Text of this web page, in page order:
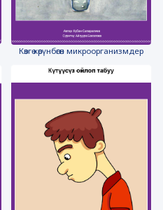
Көзгө көрүнбөгөн микроорганизмдер